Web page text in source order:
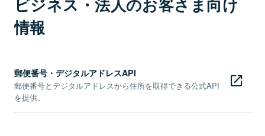
ビジネス・法人のお客さま向け
情報
郵便番号・デジタルアドレスAPI
郵便番号とデジタルアドレスから住所を取得できる公式API
を提供。